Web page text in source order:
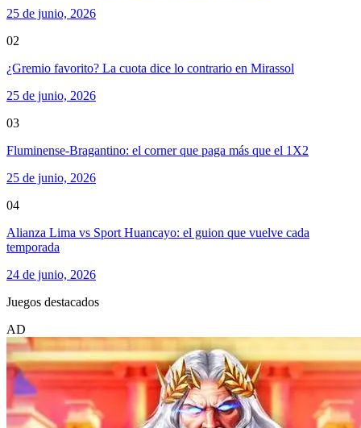
25 de junio, 2026
02
¿Gremio favorito? La cuota dice lo contrario en Mirassol
25 de junio, 2026
03
Fluminense-Bragantino: el corner que paga más que el 1X2
25 de junio, 2026
04
Alianza Lima vs Sport Huancayo: el guion que vuelve cada
temporada
24 de junio, 2026
Juegos destacados
AD